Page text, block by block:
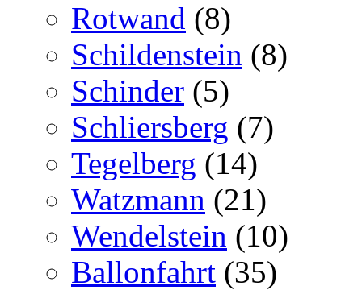
Rotwand (8)
Schildenstein (8)
Schinder (5)
Schliersberg (7)
Tegelberg (14)
Watzmann (21)
Wendelstein (10)
Ballonfahrt (35)